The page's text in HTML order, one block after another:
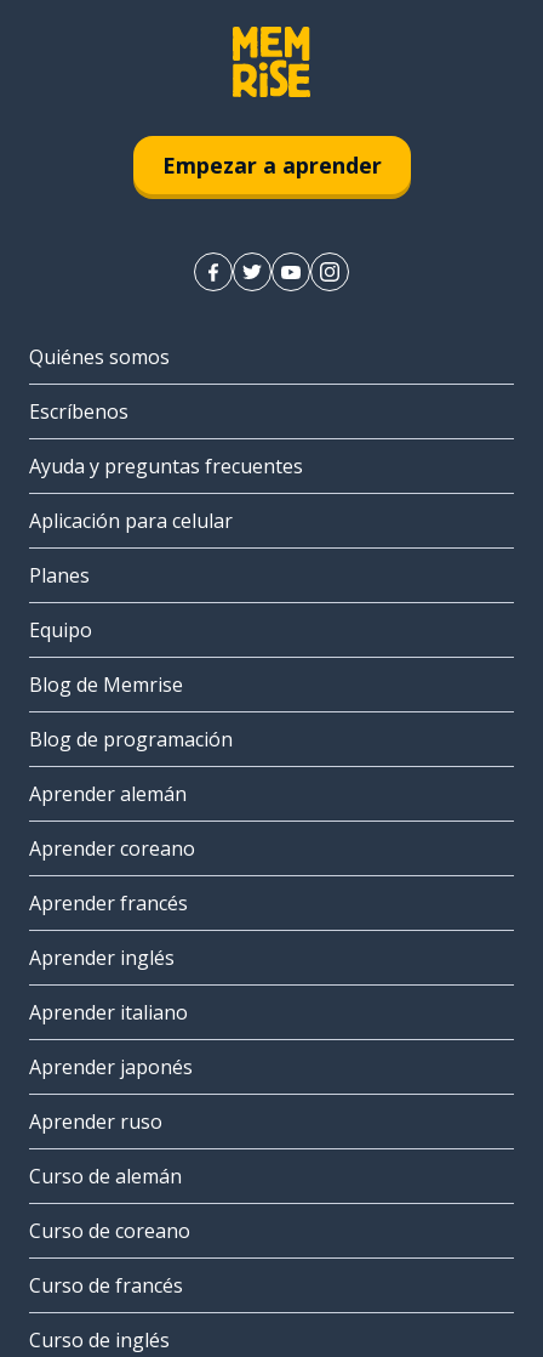
Empezar a aprender
Quiénes somos
Escríbenos
Ayuda y preguntas frecuentes
Aplicación para celular
Planes
Equipo
Blog de Memrise
Blog de programación
Aprender alemán
Aprender coreano
Aprender francés
Aprender inglés
Aprender italiano
Aprender japonés
Aprender ruso
Curso de alemán
Curso de coreano
Curso de francés
Curso de inglés